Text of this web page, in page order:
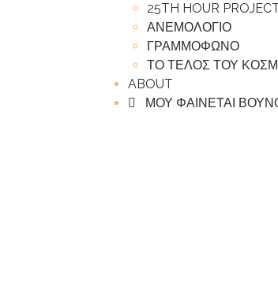
25TH HOUR
ΑΝΕΜΟΛΟΓΙΟ
ΓΡΑΜΜΟΦΩΝΟ
ΤΟ ΤΕΛΟΣ ΤΟΥ
ABOUT
ΜΟΥ ΦΑΙΝΕΤΑΙ